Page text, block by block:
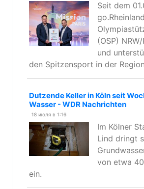
Seit dem
(OSP)
und
den Spitzensport in der
Dutzende Keller in Köln seit
Wasser - WDR Nachrichten
18 июля в 1:16
Im Kölner
Lind dringt
von etwa
ein.